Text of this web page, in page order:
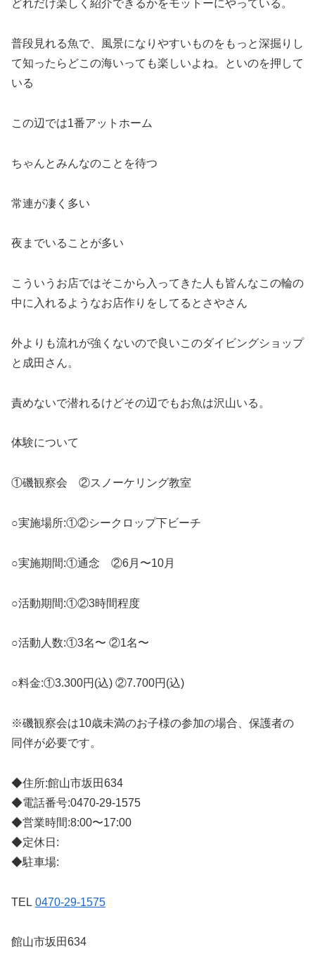
どれだけ楽しく紹介できるかをモットーにやっている。
普段見れる魚で、風景になりやすいものをもっと深掘りし
て知ったらどこの海いっても楽しいよね。といのを押して
いる
この辺では1番アットホーム
ちゃんとみんなのことを待つ
常連が凄く多い
夜までいることが多い
こういうお店ではそこから入ってきた人も皆んなこの輪の
中に入れるようなお店作りをしてるとさやさん
外よりも流れが強くないので良いこのダイビングショップ
と成田さん。
責めないで潜れるけどその辺でもお魚は沢山いる。
体験について
①磯観察会 ②スノーケリング教室
○実施場所:①②シークロップ下ビーチ
○実施期間:①通念 ②6月〜10月
○活動期間:①②3時間程度
○活動人数:①3名〜 ②1名〜
○料金:①3.300円(込) ②7.700円(込)
※磯観察会は10歳未満のお子様の参加の場合、保護者の
同伴が必要です。
◆住所:館山市坂田634
◆電話番号:0470-29-1575
◆営業時間:8:00〜17:00
◆定休日:
◆駐車場:
TEL 0470-29-1575
館山市坂田634